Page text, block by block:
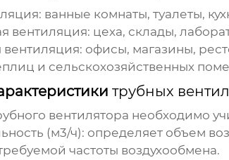
: ванные комнаты, туалеты,
вентиляция: цеха, склады,
: офисы, магазины,
и сельскохозяйственных
трубных
вентилятора необходимо
(м3/ч): определяет объем
частоты воздухообмена.